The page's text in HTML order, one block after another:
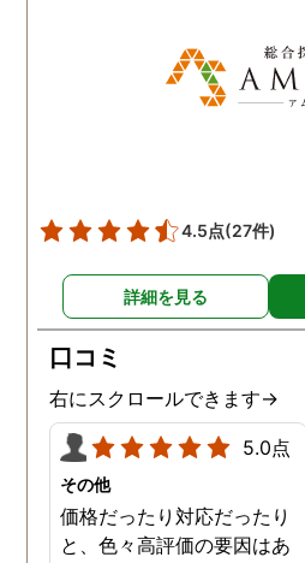
4.5点(27件)
詳細を見る
口コミ
右にスクロールできます→
5.0点
その他
価格だったり対応だったり
と、色々高評価の要因はあ